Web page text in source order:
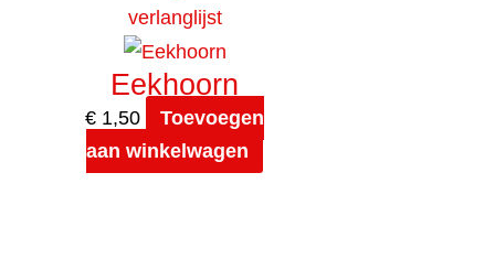
verlanglijst
Eekhoorn
€1,50
Toevoegen
aan winkelwagen